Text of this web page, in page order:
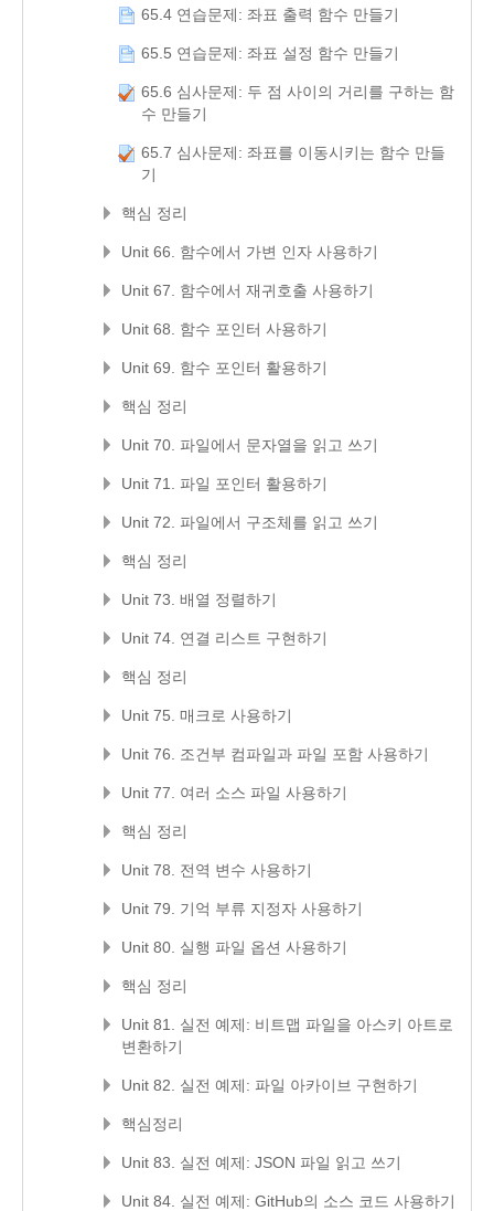
65.4 연습문제: 좌표 출력 함수 만들기
65.5 연습문제: 좌표 설정 함수 만들기
65.6 심사문제: 두 점 사이의 거리를 구하는 함
수 만들기
65.7 심사문제: 좌표를 이동시키는 함수 만들
기
핵심 정리
Unit 66. 함수에서 가변 인자 사용하기
Unit 67. 함수에서 재귀호출 사용하기
Unit 68. 함수 포인터 사용하기
Unit 69. 함수 포인터 활용하기
핵심 정리
Unit 70. 파일에서 문자열을 읽고 쓰기
Unit 71. 파일 포인터 활용하기
Unit 72. 파일에서 구조체를 읽고 쓰기
핵심 정리
Unit 73. 배열 정렬하기
Unit 74. 연결 리스트 구현하기
핵심 정리
Unit 75. 매크로 사용하기
Unit 76. 조건부 컴파일과 파일 포함 사용하기
Unit 77. 여러 소스 파일 사용하기
핵심 정리
Unit 78. 전역 변수 사용하기
Unit 79. 기억 부류 지정자 사용하기
Unit 80. 실행 파일 옵션 사용하기
핵심 정리
Unit 81. 실전 예제: 비트맵 파일을 아스키 아트로
변환하기
Unit 82. 실전 예제: 파일 아카이브 구현하기
핵심정리
Unit 83. 실전 예제: JSON 파일 읽고 쓰기
Unit 84. 실전 예제: GitHub의 소스 코드 사용하기